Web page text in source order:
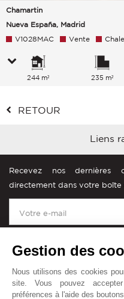
Chamartin
Nueva España, Madrid
V1028MAC Vente
244 m² 235 m²
RETOUR
Liens
Recevez nos dernières
directement dans votre boîte
Gestion des
Nous utilisons des cookies
site. Vous pouvez
préférences à l'aide des